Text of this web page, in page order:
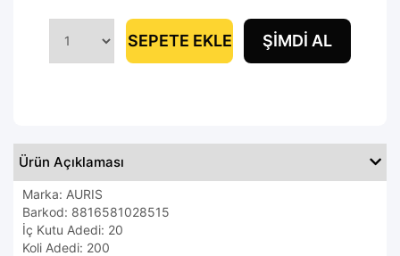
SEPETE EKLE ŞIMDI AL
Ürün Açıklaması
Marka: AURIS
Barkod: 8816581028515
İç Kutu Adedi: 20
Koli Adedi: 200